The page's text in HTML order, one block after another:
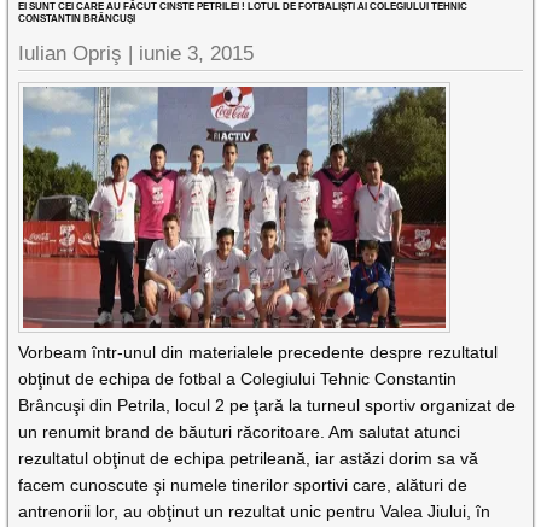
EI SUNT CEI CARE AU FĂCUT CINSTE PETRILEI ! LOTUL DE FOTBALIŞTI AI COLEGIULUI TEHNIC
CONSTANTIN BRÂNCUŞI
Iulian Opriş | iunie 3, 2015
Vorbeam într-unul din materialele precedente despre rezultatul
obţinut de echipa de fotbal a Colegiului Tehnic Constantin
Brâncuşi din Petrila, locul 2 pe ţară la turneul sportiv organizat de
un renumit brand de băuturi răcoritoare. Am salutat atunci
rezultatul obţinut de echipa petrileană, iar astăzi dorim sa vă
facem cunoscute şi numele tinerilor sportivi care, alături de
antrenorii lor, au obţinut un rezultat unic pentru Valea Jiului, în